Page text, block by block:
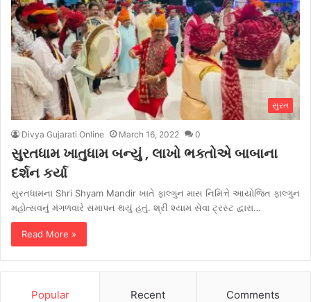
સુરત
Divya Gujarati Online March 16, 2022 0
સુરતધામ ખાતુધામ બન્યું , લાખો ભક્તોએ બાબાના
દર્શન કર્યા
સુરતધામના Shri Shyam Mandir ખાતે ફાલ્ગુન માસ નિમિત્તે આયોજિત ફાલ્ગુન
મહોત્સવનું મંગળવારે સમાપન થયું હતું. શ્રી શ્યામ સેવા ટ્રસ્ટ દ્વારા…
Read More »
Popular Recent Comments